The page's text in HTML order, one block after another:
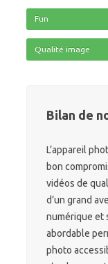
Fun
Qualité image
Bilan de
L’appareil
bon
vidéos de
d’un grand
numérique et
abordable
photo